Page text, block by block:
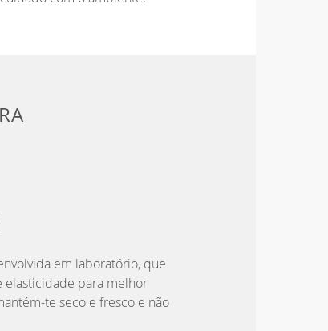
em laboratório, que
para melhor
te seco e fresco e não